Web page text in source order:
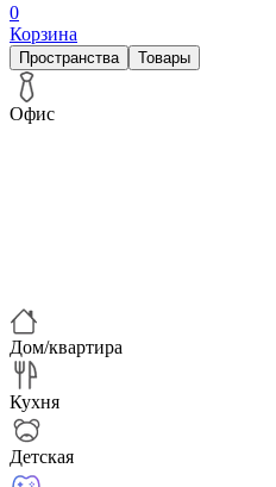
0
Корзина
Пространства Товары
Офис
Дом/квартира
Кухня
Детская